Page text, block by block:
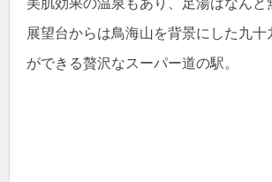
展望台からは鳥海山を背景にした九十
ができる贅沢なスーパー道の駅。